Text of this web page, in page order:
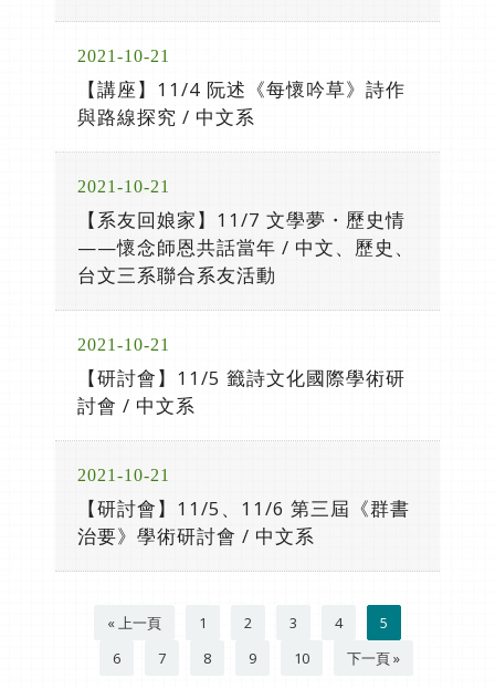
2021-10-21
【講座】11/4 阮述《每懷吟草》詩作
與路線探究 / 中文系
2021-10-21
【系友回娘家】11/7 文學夢・歷史情
——懷念師恩共話當年 / 中文、歷史、
台文三系聯合系友活動
2021-10-21
【研討會】11/5 籤詩文化國際學術研
討會 / 中文系
2021-10-21
【研討會】11/5、11/6 第三屆《群書
治要》學術研討會 / 中文系
« 上一頁 1 2 3 4
5
6
7 8 9 10 下一頁 »